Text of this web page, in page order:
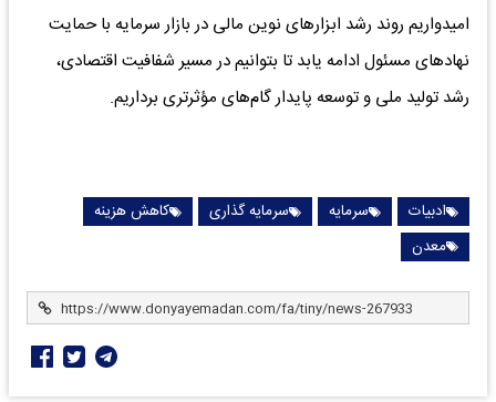
امیدواریم روند رشد ابزارهای نوین مالی در بازار سرمایه با حمایت
نهادهای مسئول ادامه یابد تا بتوانیم در مسیر شفافیت اقتصادی،
رشد تولید ملی و توسعه پایدار گام‌های مؤثرتری برداریم.
ادبیات سرمایه سرمایه گذاری
کاهش هزینه
معدن